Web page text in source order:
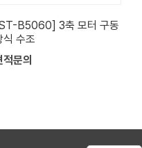
B5060] 3축 모터 구동
식 수조
적문의